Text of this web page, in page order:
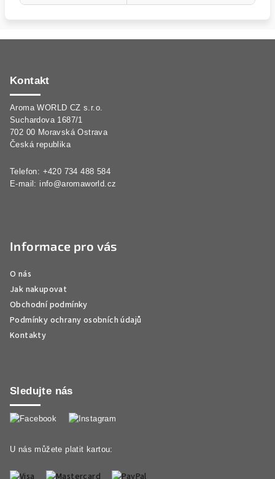
Kontakt
Aroma WORLD CZ s.r.o.
Suchardova 1687/1
702 00 Moravská Ostrava
Česká republika
Telefon: +420 734 488 584
E-mail: info@aromaworld.cz
Informace pro vás
O nás
Jak nakupovat
Obchodní podmínky
Podmínky ochrany osobních údajů
Kontakty
Sledujte nás
U nás můžete platit kartou: